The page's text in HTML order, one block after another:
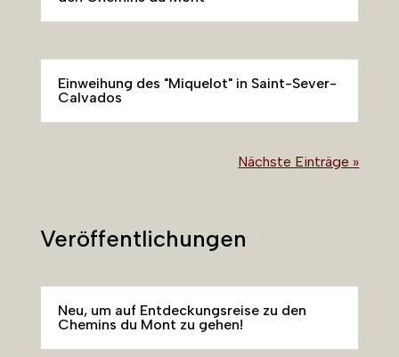
Einweihung des "Miquelot" in Saint-Sever-
Calvados
Nächste Einträge »
Veröffentlichungen
Neu, um auf Entdeckungsreise zu den
Chemins du Mont zu gehen!